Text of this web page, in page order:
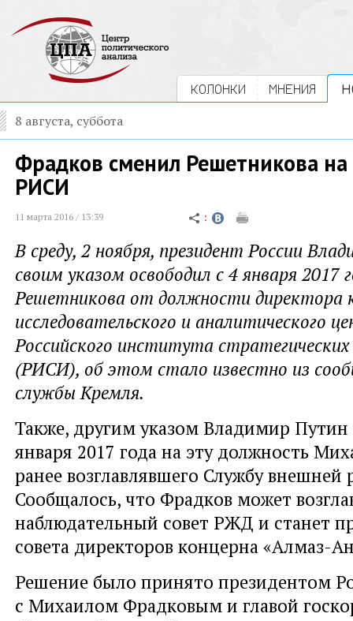
КОЛОНКИ МНЕНИЯ
8 августа, суббота
Фрадков сменил Решетникова на
РИСИ
11 марта 2016 / 13:39
В среду, 2 ноября, президент России
своим указом освободил с 4 января 2017
Решетникова от должности директора
исследовательского и аналитического
Российского института стратегических
(РИСИ), об этом стало известно из
службы Кремля.
Также, другим указом Владимир Путин
января 2017 года на эту должность
ранее возглавлявшего Службу внешней
Сообщалось, что Фрадков может
наблюдательный совет РЖД и станет
совета директоров концерна «Алмаз-
Решение было принято президентом
с Михаилом Фрадковым и главой